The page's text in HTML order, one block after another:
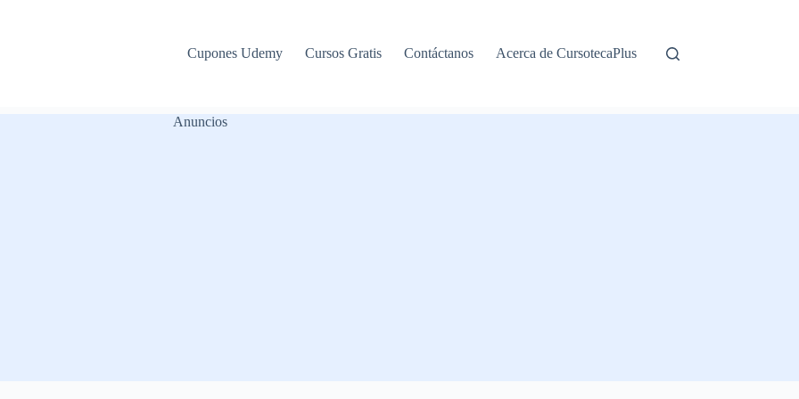
Cupones Udemy Cursos Gratis Contáctanos Acerca de CursotecaPlus
Anuncios